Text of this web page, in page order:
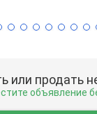
или продать
объявление